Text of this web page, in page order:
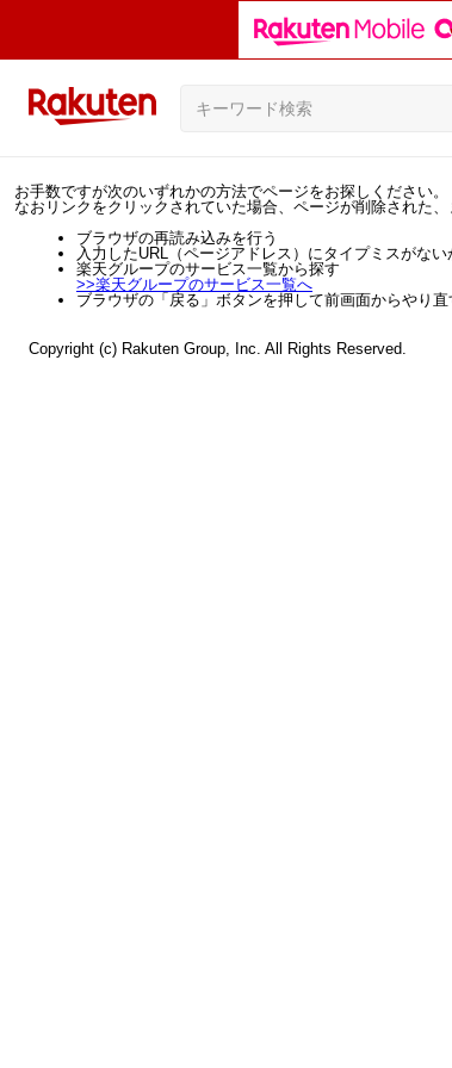
お手数ですが次のいずれかの方法でページをお探しください。
なおリンクをクリックされていた場合、ページが削除された
ブラウザの再読み込みを行う
入力したURL（ページアドレス）にタイプミスがない
楽天グループのサービス一覧から探す
>>楽天グループのサービス一覧へ
ブラウザの「戻る」ボタンを押して前画面からやり直
Copyright (c) Rakuten Group, Inc. All Rights Reserved.